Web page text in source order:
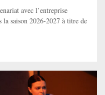
avec l’entreprise
la saison 2026-2027 à titre de